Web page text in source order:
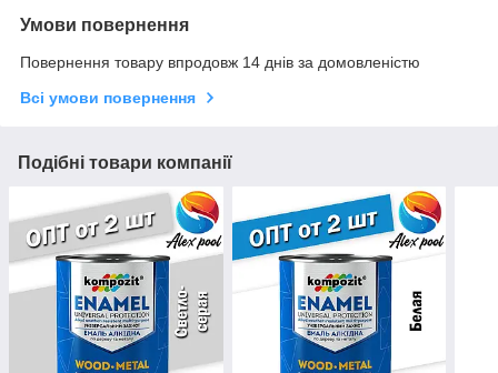
Умови повернення
Повернення товару впродовж 14 днів за домовленістю
Всі умови повернення
Подібні товари компанії